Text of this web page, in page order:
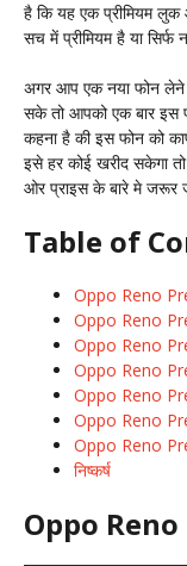
है कि यह एक प्रीमियम लुक
सच में प्रीमियम है या सिर्फ
अगर आप एक नया फोन लेने
सके तो आपको एक बार इस
कहना है की इस फोन को
इसे हर कोई खरीद सकेगा
ओर प्राइस के बारे मे जरूर
Table of
Oppo Reno
Oppo Reno
Oppo Reno
Oppo Reno
Oppo Reno
Oppo Reno
Oppo Reno
निष्कर्ष
Oppo